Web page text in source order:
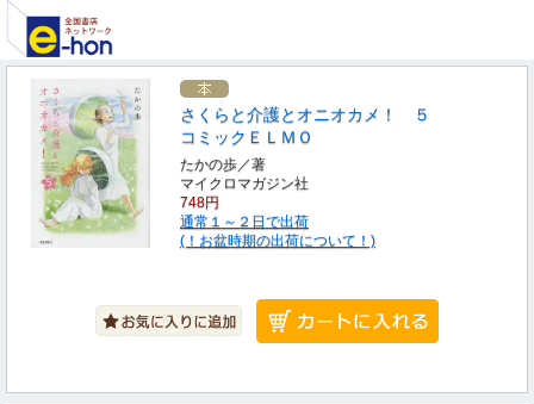
さくらと介護とオニオカメ！ ５
コミックＥＬＭＯ
たかの歩／著
マイクロマガジン社
748円
通常１～２日で出荷
(！お盆時期の出荷について！)